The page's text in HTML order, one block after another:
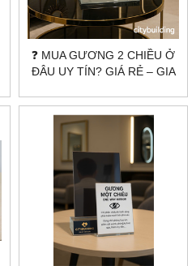
❓ MUA GƯƠNG 2 CHIỀU Ở
ĐÂU UY TÍN? GIÁ RẺ – GIA